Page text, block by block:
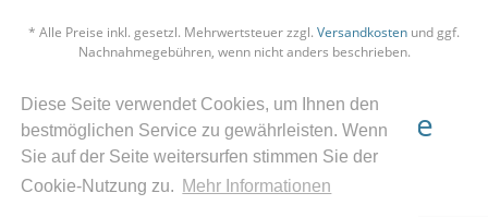
Diese Seite verwendet Cookies, um Ihnen den
bestmöglichen Service zu gewährleisten. Wenn
Sie auf der Seite weitersurfen stimmen Sie der
Cookie-Nutzung zu. Mehr Informationen
* Alle Preise inkl. gesetzl. Mehrwertsteuer zzgl. Versandkosten und ggf.
Nachnahmegebühren, wenn nicht anders beschrieben.
Bestellung Widerrufen